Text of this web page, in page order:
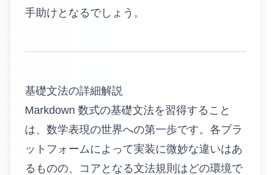
手助けとなるでしょう。
基礎文法の詳細解説
Markdown 数式の基礎文法を習得すること
は、数学表現の世界への第一歩です。各プラ
ットフォームによって実装に微妙な違いはあ
るものの、コアとなる文法規則はどの環境で